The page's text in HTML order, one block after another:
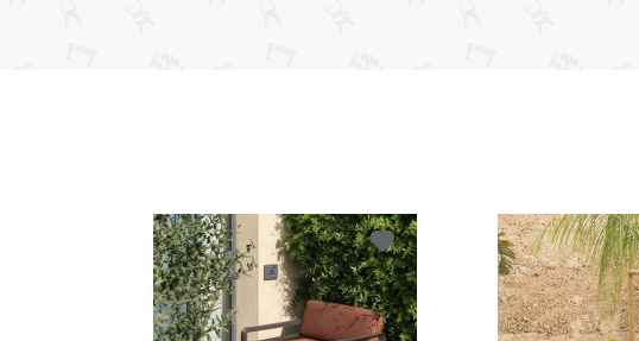
favorite